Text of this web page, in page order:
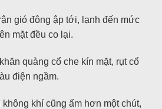
gió đông ập tới, lạnh đến mức
mặt đều co lại.
quàng cổ che kín mặt, rụt cổ
điện ngầm.
khí cũng ấm hơn một chút,